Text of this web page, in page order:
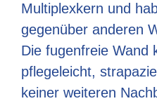
Multiplexkern und
gegenüber anderen
Die fugenfreie Wand
pflegeleicht,
keiner weiteren